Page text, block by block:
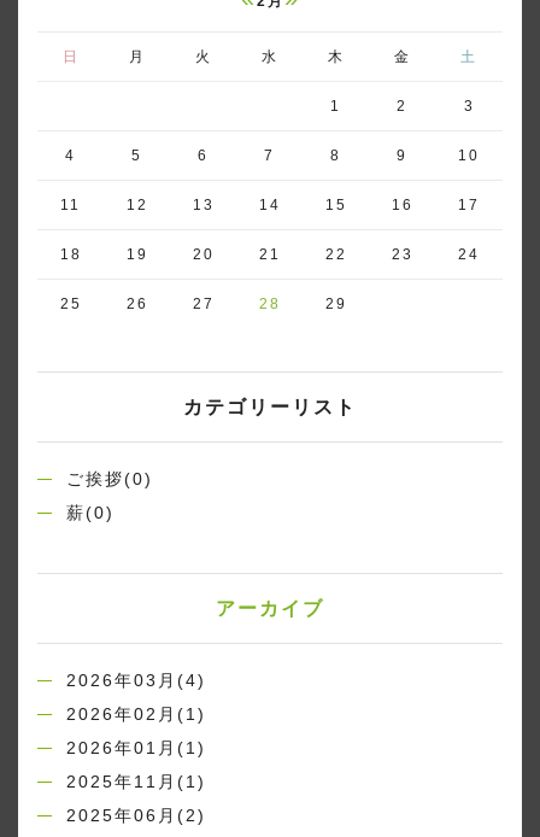
日 月 火 水 木 金 土
1 2 3
4 5 6 7 8 9 10
11 12 13 14 15 16 17
18 19 20 21 22 23 24
25 26 27 28 29
カテゴリーリスト
ご挨拶(0)
薪(0)
アーカイブ
2026年03月(4)
2026年02月(1)
2026年01月(1)
2025年11月(1)
2025年06月(2)